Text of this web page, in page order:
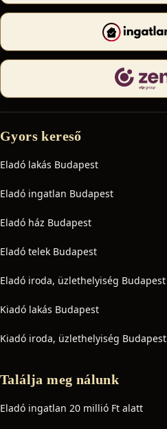
Gyors kereső
Eladó lakás Budapest
Eladó ingatlan Budapest
Eladó ház Budapest
Eladó telek Budapest
Eladó iroda, üzlethelyiség Budapest
Kiadó lakás Budapest
Kiadó iroda, üzlethelyiség Budapest
Találja meg nálunk
Eladó ingatlan 20 millió Ft alatt